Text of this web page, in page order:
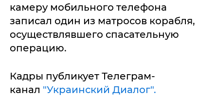
камеру мобильного телефона
записал один из матросов корабля,
осуществлявшего спасательную
операцию.
Кадры публикует Телеграм-
канал "Украинский Диалог".